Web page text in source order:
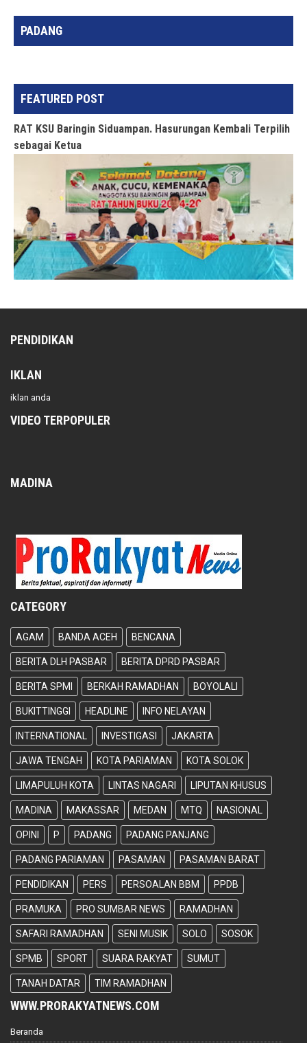
PADANG
FEATURED POST
RAT KSU Baringin Siduampan. Hasurungan Kembali Terpilih
sebagai Ketua
PENDIDIKAN
IKLAN
iklan anda
VIDEO TERPOPULER
MADINA
CATEGORY
AGAM BANDA ACEH BENCANA
BERITA DLH PASBAR BERITA DPRD PASBAR
BERITA SPMI BERKAH RAMADHAN BOYOLALI
BUKITTINGGI HEADLINE INFO NELAYAN
INTERNATIONAL INVESTIGASI JAKARTA
JAWA TENGAH KOTA PARIAMAN KOTA SOLOK
LIMAPULUH KOTA LINTAS NAGARI LIPUTAN KHUSUS
MADINA MAKASSAR MEDAN MTQ NASIONAL
OPINI P PADANG PADANG PANJANG
PADANG PARIAMAN PASAMAN PASAMAN BARAT
PENDIDIKAN PERS PERSOALAN BBM PPDB
PRAMUKA PRO SUMBAR NEWS RAMADHAN
SAFARI RAMADHAN SENI MUSIK SOLO SOSOK
SPMB SPORT SUARA RAKYAT SUMUT
TANAH DATAR TIM RAMADHAN
WWW.PRORAKYATNEWS.COM
Beranda